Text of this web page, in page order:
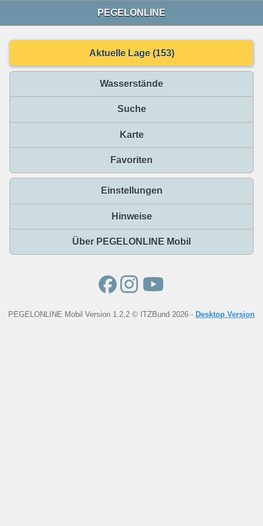
PEGELONLINE
Aktuelle Lage (153)
Wasserstände
Suche
Karte
Favoriten
Einstellungen
Hinweise
Über PEGELONLINE Mobil
PEGELONLINE Mobil Version 1.2.2 © ITZBund 2026 - Desktop Version